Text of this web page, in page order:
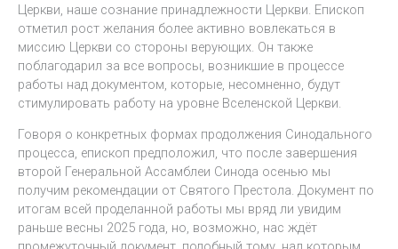
Церкви, наше сознание принадлежности Церкви. Епископ
отметил рост желания более активно вовлекаться в
миссию Церкви со стороны верующих. Он также
поблагодарил за все вопросы, возникшие в процессе
работы над документом, которые, несомненно, будут
стимулировать работу на уровне Вселенской Церкви.
Говоря о конкретных формах продолжения Синодального
процесса, епископ предположил, что после завершения
второй Генеральной Ассамблеи Синода осенью мы
получим рекомендации от Святого Престола. Документ по
итогам всей проделанной работы мы вряд ли увидим
раньше весны 2025 года, но, возможно, нас ждёт